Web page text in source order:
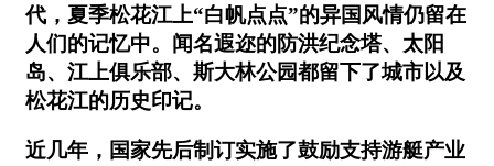
代，夏季松花江上“白帆点点”的异国风情仍留在
人们的记忆中。闻名遐迩的防洪纪念塔、太阳
岛、江上俱乐部、斯大林公园都留下了城市以及
松花江的历史印记。
近几年，国家先后制订实施了鼓励支持游艇产业